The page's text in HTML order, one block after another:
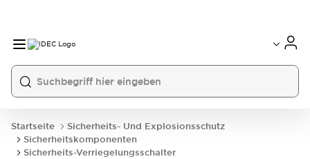
Startseite
Sicherheits- Und Explosionsschutz
Sicherheitskomponenten
Sicherheits-Verriegelungsschalter